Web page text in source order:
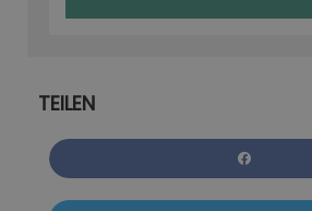
TEILEN